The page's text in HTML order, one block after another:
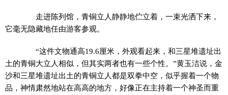
走进陈列馆，青铜立人静静地伫立着，一束光洒下来，
它毫无隐藏地任由游客参观。
“这件文物通高19.6厘米，外观看起来，和三星堆遗址出
土的青铜大立人相似，但其实两者也有一些个性。”黄玉洁说，金
沙和三星堆遗址出土的青铜立人都是双拳中空，似乎握着一个物
品，神情肃然地站在高高的地方，好像正在主持着一个神圣而重